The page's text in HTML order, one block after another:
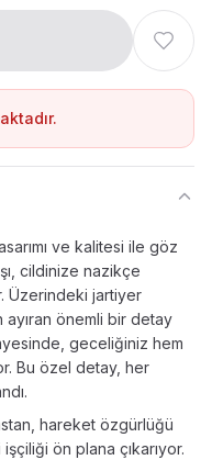
ve kalitesi ile göz
cildinize nazikçe
Üzerindeki jartiyer
ayıran önemli bir detay
geceliğiniz hem
Bu özel detay, her
hareket özgürlüğü
ön plana çıkarıyor.